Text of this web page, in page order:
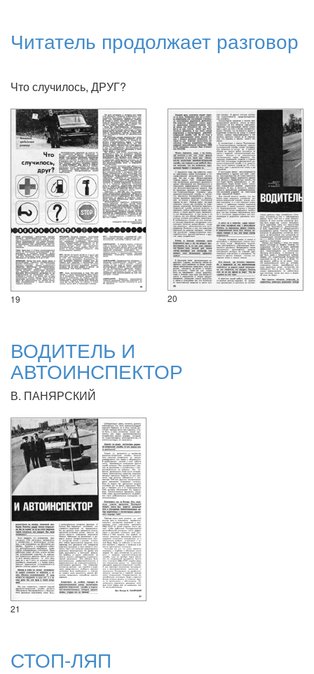
Читатель продолжает разговор
Что случилось, ДРУГ?
19 20
ВОДИТЕЛЬ И
АВТОИНСПЕКТОР
В. ПАНЯРСКИЙ
21
СТОП-ЛЯП